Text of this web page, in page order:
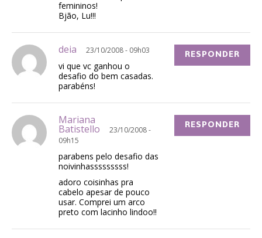
femininos!
Bjão, Lu!!!
deia 23/10/2008 - 09h03
vi que vc ganhou o
desafio do bem casadas.
parabéns!
RESPONDER
Mariana
Batistello
23/10/2008 -
09h15
parabens pelo desafio das
noivinhasssssssss!
adoro coisinhas pra
cabelo apesar de pouco
usar. Comprei um arco
preto com lacinho lindoo!!
RESPONDER